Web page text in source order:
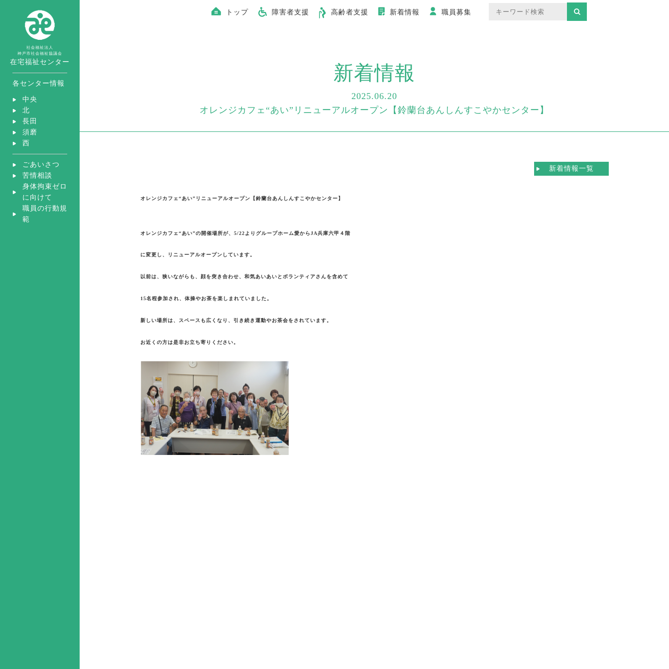
社会福祉法人
神戸市社会福祉協議会
在宅福祉センター
各センター情報
中央
北
長田
須磨
西
ごあいさつ
苦情相談
身体拘束ゼロ
に向けて
職員の行動規
範
トップ 障害者支援 高齢者支援 新着情報 職員募集
新着情報
2025.06.20
オレンジカフェ“あい”リニューアルオープン【鈴蘭台あんしんすこやかセンター】
新着情報一覧
オレンジカフェ“あい”リニューアルオープン【鈴蘭台あんしんすこやかセンター】
オレンジカフェ“あい”の開催場所が、5/22よりグループホーム愛からJA兵庫六甲４階
に変更し、リニューアルオープンしています。
以前は、狭いながらも、顔を突き合わせ、和気あいあいとボランティアさんを含めて
15名程参加され、体操やお茶を楽しまれていました。
新しい場所は、スペースも広くなり、引き続き運動やお茶会をされています。
お近くの方は是非お立ち寄りください。